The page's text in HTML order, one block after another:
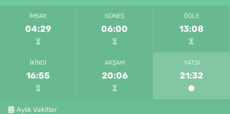
İMSAK
04:29
GÜNEŞ
06:00
ÖĞLE
13:08
İKINDI
16:55
AKŞAM
20:06
YATSI
21:32
Aylık Vakitler